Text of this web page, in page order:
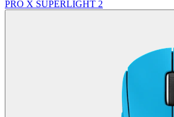
PRO X SUPERLIGHT 2